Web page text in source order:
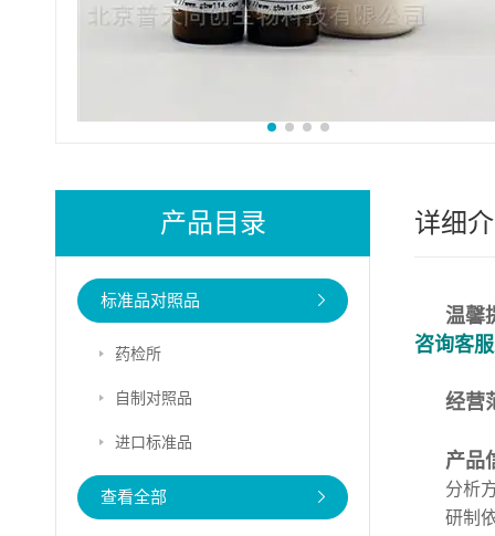
产品目录
标准品对照品
药检所
自制对照品
进口标准品
查看全部
详细
温馨
咨询客
经营
产品
分析
研制